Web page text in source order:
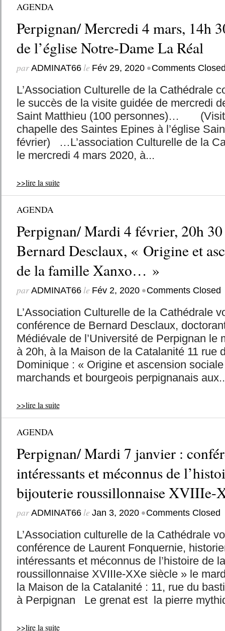
AGENDA
Perpignan/ Mercredi 4 mars, 14h
de l’église Notre-Dame La Réal
par ADMINAT66le Fév 29, 2020 •Comments
L’Association Culturelle de la Cathédrale
le succès de la visite guidée de mercredi
Saint Matthieu (100 personnes)…
chapelle des Saintes Epines à l’église
février) …L’association Culturelle de la
le mercredi 4 mars 2020, à...
>>lire la suite
AGENDA
Perpignan/ Mardi 4 février, 20h
Bernard Desclaux, « Origine et
de la famille Xanxo… »
par ADMINAT66le Fév 2, 2020 •Comments Closed
L’Association Culturelle de la Cathédrale
conférence de Bernard Desclaux,
Médiévale de l’Université de Perpignan le
à 20h, à la Maison de la Catalanité 11 rue
Dominique : « Origine et ascension
marchands et bourgeois perpignanais
>>lire la suite
AGENDA
Perpignan/ Mardi 7 janvier :
intéressants et méconnus de
bijouterie roussillonnaise XVIIIe-
par ADMINAT66le Jan 3, 2020 •Comments Closed
L’Association culturelle de la Cathédrale
conférence de Laurent Fonquernie,
intéressants et méconnus de l’histoire de
roussillonnaise XVIIIe-XXe siècle » le
la Maison de la Catalanité : 11, rue du
à Perpignan Le grenat est la pierre
>>lire la suite